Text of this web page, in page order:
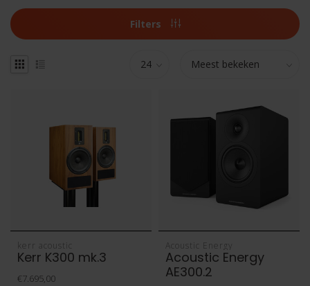
Filters
kerr acoustic
Kerr K300 mk.3
€7.695,00
Acoustic Energy
Acoustic Energy
AE300.2